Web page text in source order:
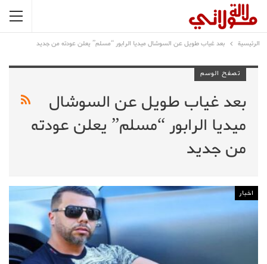
الرئيسية بعد غياب طويل عن السوشال ميديا الرابور “مسلم” يعلن عودته من جديد
تصفح الوسم
بعد غياب طويل عن السوشال
ميديا الرابور “مسلم” يعلن عودته
من جديد
اخبار